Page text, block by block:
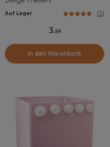
Auf Lager (2)
3.99
In den Warenkorb